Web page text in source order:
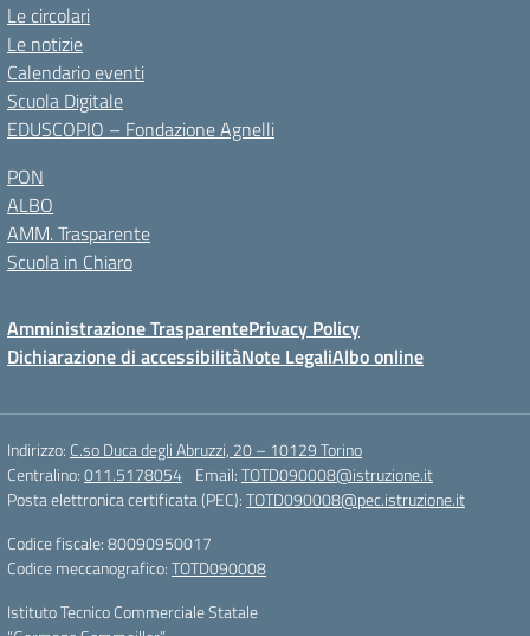
Le circolari
Le notizie
Calendario eventi
Scuola Digitale
EDUSCOPIO – Fondazione Agnelli
PON
ALBO
AMM. Trasparente
Scuola in Chiaro
Amministrazione TrasparentePrivacy Policy
Dichiarazione di accessibilitàNote LegaliAlbo online
Indirizzo: C.so Duca degli Abruzzi, 20 – 10129 Torino
Centralino:011.5178054 Email:TOTD090008@istruzione.it
Posta elettronica certificata (PEC):TOTD090008@pec.istruzione.it
Codice fiscale: 80090950017
Codice meccanografico:TOTD090008
Istituto Tecnico Commerciale Statale